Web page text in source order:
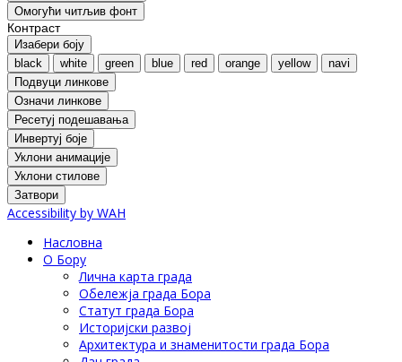
Oмогући читљив фонт
Контраст
Изабери боју
black
white green blue red orange yellow
navi
Подвуци линкове
Означи линкове
Ресетуј подешавања
Инвертуј боје
Уклони анимације
Уклони стилове
Затвори
Accessibility by WAH
Насловна
О Бору
Лична карта града
Обележја града Бора
Статут града Бора
Историјски развој
Архитектура и знаменитости града Бора